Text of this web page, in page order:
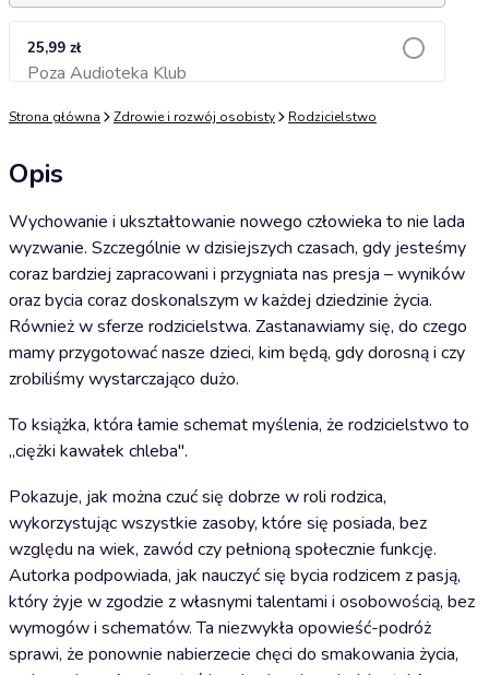
25,99 zł
Poza Audioteka KlubDodaj do koszyka
Strona główna Zdrowie i rozwój osobisty Rodzicielstwo
Opis
Wychowanie i ukształtowanie nowego człowieka to nie lada
wyzwanie. Szczególnie w dzisiejszych czasach, gdy jesteśmy
coraz bardziej zapracowani i przygniata nas presja – wyników
oraz bycia coraz doskonalszym w każdej dziedzinie życia.
Również w sferze rodzicielstwa. Zastanawiamy się, do czego
mamy przygotować nasze dzieci, kim będą, gdy dorosną i czy
zrobiliśmy wystarczająco dużo.
To książka, która łamie schemat myślenia, że rodzicielstwo to
„ciężki kawałek chleba".
Pokazuje, jak można czuć się dobrze w roli rodzica,
wykorzystując wszystkie zasoby, które się posiada, bez
względu na wiek, zawód czy pełnioną społecznie funkcję.
Autorka podpowiada, jak nauczyć się bycia rodzicem z pasją,
który żyje w zgodzie z własnymi talentami i osobowością, bez
wymogów i schematów. Ta niezwykła opowieść-podróż
sprawi, że ponownie nabierzecie chęci do smakowania życia,